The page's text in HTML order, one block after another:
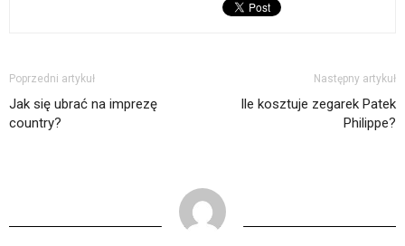
Poprzedni artykuł
Jak się ubrać na imprezę
country?
Następny artykuł
Ile kosztuje zegarek Patek
Philippe?